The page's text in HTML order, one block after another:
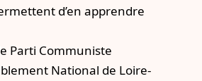
d’en apprendre
Parti Communiste
National de Loire-